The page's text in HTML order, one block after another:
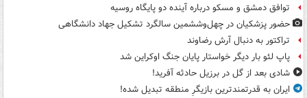
توافق دمشق و مسکو درباره آینده دو پایگاه روسیه
حضور پزشکیان در چهل‌وششمین سالگرد تشکیل جهاد دانشگاهی
تراکتور به دنبال آرش رضاوند
پاپ لئو بار دیگر خواستار پایان جنگ اوکراین شد
شادی بعد از گل در برزیل حادثه آفرید!
ایران به قدرتمندترین بازیگرِ منطقه تبدیل شده!